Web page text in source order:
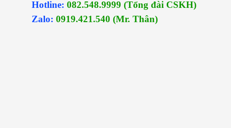
Hotline: 082.548.9999 (Tổng đài CSKH)
Zalo: 0919.421.540 (Mr. Thân)